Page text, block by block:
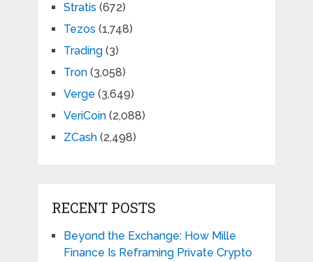
Stratis (672)
Tezos (1,748)
Trading(3)
Tron(3,058)
Verge (3,649)
VeriCoin(2,088)
ZCash(2,498)
RECENT POSTS
Beyond the Exchange: How Mille
Finance Is Reframing Private Crypto